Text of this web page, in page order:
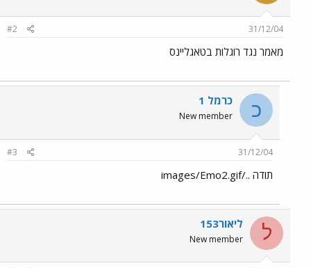
31/12/04
#2
מאמר נגד רוגלות בטאגליינס
כ כרמל 1
New member
31/12/04
#3
תודה ../images/Emo2.gif
ל ליאור153
New member